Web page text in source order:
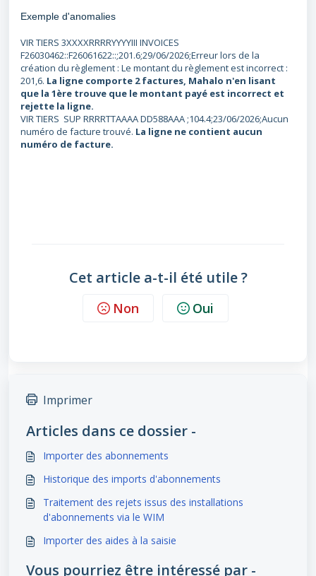
Exemple d'anomalies
VIR TIERS 3XXXXRRRRYYYYIII INVOICES
F26030462::F26061622::;201.6;29/06/2026;Erreur lors de la
création du règlement : Le montant du règlement est incorrect :
201,6. La ligne comporte 2 factures, Mahalo n'en lisant
que la 1ère trouve que le montant payé est incorrect et
rejette la ligne.
VIR TIERS SUP RRRRTTAAAA DD588AAA ;104.4;23/06/2026;Aucun
numéro de facture trouvé. La ligne ne contient aucun
numéro de facture.
Cet article a-t-il été utile ?
Non Oui
Imprimer
Articles dans ce dossier -
Importer des abonnements
Historique des imports d'abonnements
Traitement des rejets issus des installations
d'abonnements via le WIM
Importer des aides à la saisie
Vous pourriez être intéressé par -